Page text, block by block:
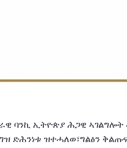
ድሕንነቱ ዝተሓለወ፣ግልፅን